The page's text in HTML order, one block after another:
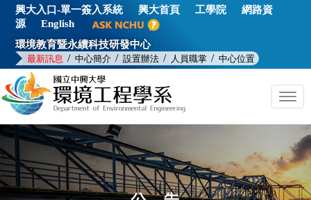
興大入口-單一簽入系統 興大首頁 工學院
網路資
源
English
環境教育暨永續科技研發中心
最新訊息 / 中心簡介 / 設置辦法 / 人員職掌 / 中心位置